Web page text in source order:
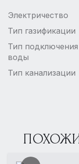
Электричество
Тип газификации
Тип подключения
воды
Тип канализации